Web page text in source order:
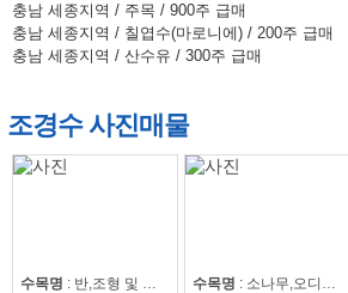
충남 세종지역 / 주목 / 900주 급매
충남 세종지역 / 칠엽수(마로니에) / 200주 급매
충남 세종지역 / 산수유 / 300주 급매
조경수 사진매물
수목명 : 반,조형 및 자연송
수목명 : 소나무,오디뽕나무